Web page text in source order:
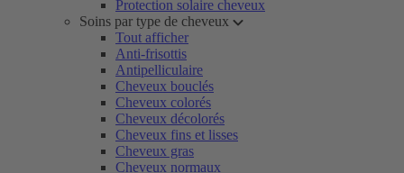
Protection solaire cheveux
Soins par type de cheveux
Tout afficher
Anti-frisottis
Antipelliculaire
Cheveux bouclés
Cheveux colorés
Cheveux décolorés
Cheveux fins et lisses
Cheveux gras
Cheveux normaux